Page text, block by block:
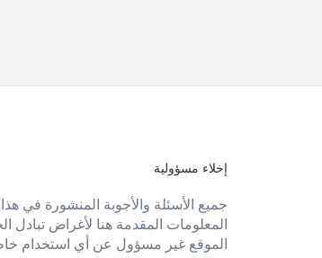
الفوترإخلاء مسؤولية
جميع الأسئلة والأجوبة المنشورة في
المعلومات المقدمة هنا لأغراض تبادل
الموقع غير مسؤول عن أي استخدام